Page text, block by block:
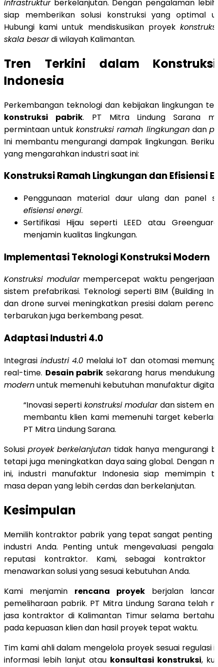
infrastrukturberkelanjutan. Dengan pengalaman
siap memberikan solusi konstruksi yang optimal
Hubungi kami untuk mendiskusikan proyek
skala besardi wilayah Kalimantan.
Tren Terkini dalam
Indonesia
Perkembangan teknologi dan kebijakan lingkungan
konstruksi pabrik. PT Mitra Lindung Sarana
permintaan untukkonstruksi ramah lingkungandan
Ini membantu mengurangi dampak lingkungan.
yang mengarahkan industri saat ini:
Konstruksi Ramah Lingkungan dan Efisiensi
Penggunaan material daur ulang dan panel
efisiensi energi.
Sertifikasi Hijau seperti LEED atau
menjamin kualitas lingkungan.
Implementasi Teknologi Konstruksi Modern
Konstruksi modularmempercepat waktu pengerjaan
sistem prefabrikasi. Teknologi seperti BIM (Building
dan drone survei meningkatkan presisi dalam
terbarukan juga berkembang pesat.
Adaptasi Industri 4.0
Integrasi industri 4.0 melalui IoT dan otomasi
real-time. Desain pabrik sekarang harus mendukung
modernuntuk memenuhi kebutuhan manufaktur digital.
“Inovasi seperti konstruksi modulardan sistem
membantu klien kami memenuhi target
PT Mitra Lindung Sarana.
Solusi proyek berkelanjutan tidak hanya mengurangi
tetapi juga meningkatkan daya saing global. Dengan
ini, industri manufaktur Indonesia siap memimpin
masa depan yang lebih cerdas dan berkelanjutan.
Kesimpulan
Memilih kontraktor pabrik yang tepat sangat penting
industri Anda. Penting untuk mengevaluasi
reputasi kontraktor. Kami, sebagai kontraktor
menawarkan solusi yang sesuai kebutuhan Anda.
Kami menjamin rencana proyekberjalan lancar
pemeliharaan pabrik. PT Mitra Lindung Sarana telah
jasa kontraktor di Kalimantan Timur selama
pada kepuasan klien dan hasil proyek tepat waktu.
Tim kami ahli dalam mengelola proyek sesuai regulasi
informasi lebih lanjut atau konsultasi konstruksi,